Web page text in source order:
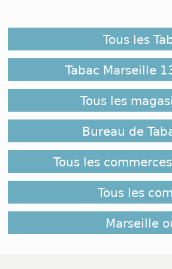
Tous les
Tabac Marseille
Tous les
Bureau de
Tous les
Tous les
Marseille